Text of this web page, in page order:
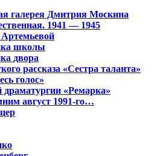
галерея Дмитрия Москина
1941 — 1945
школы
двора
рассказа «Сестра таланта»
голос»
драматургии «Ремарка»
август 1991-го…